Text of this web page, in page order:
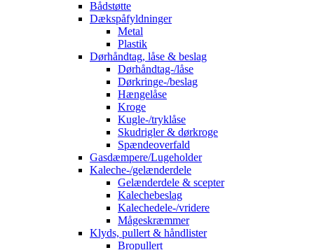
Bådstøtte
Dækspåfyldninger
Metal
Plastik
Dørhåndtag, låse & beslag
Dørhåndtag-/låse
Dørkringe-/beslag
Hængelåse
Kroge
Kugle-/tryklåse
Skudrigler & dørkroge
Spændeoverfald
Gasdæmpere/Lugeholder
Kaleche-/gelænderdele
Gelænderdele & scepter
Kalechebeslag
Kalechedele-/vridere
Mågeskræmmer
Klyds, pullert & håndlister
Bropullert